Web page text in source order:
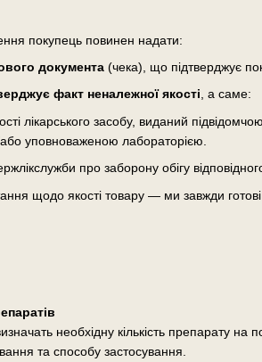
покупець повинен надати:
документа(чека), що підтверджує
факт неналежної якості, а саме:
лікарського засобу, виданий
уповноваженою лабораторією.
про заборону обігу
щодо якості товару — ми завжди
необхідну кількість препарату на
та способу застосування.